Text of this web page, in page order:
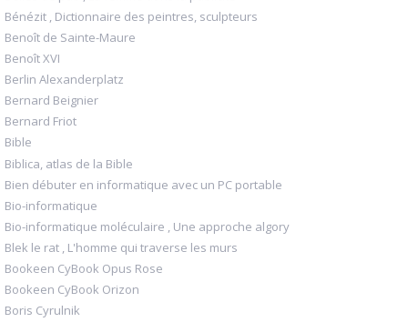
Bénézit , Dictionnaire des peintres, sculpteurs
Benoît de Sainte-Maure
Benoît XVI
Berlin Alexanderplatz
Bernard Beignier
Bernard Friot
Bible
Biblica, atlas de la Bible
Bien débuter en informatique avec un PC portable
Bio-informatique
Bio-informatique moléculaire , Une approche algory
Blek le rat , L'homme qui traverse les murs
Bookeen CyBook Opus Rose
Bookeen CyBook Orizon
Boris Cyrulnik